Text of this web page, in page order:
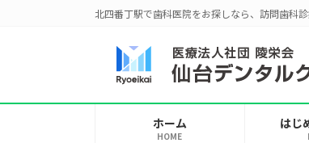
へ
ョ
北四番丁駅で歯科医院をお探しなら、訪問歯科
ホーム
HOME
はじ